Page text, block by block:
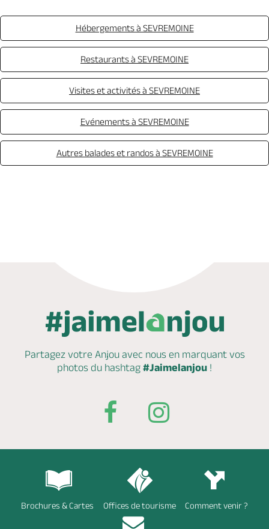
Hébergements à SEVREMOINE
Restaurants à SEVREMOINE
Visites et activités à SEVREMOINE
Evénements à SEVREMOINE
Autres balades et randos à SEVREMOINE
Partagez votre Anjou avec nous en marquantvos
photos du hashtag #Jaimelanjou !
Brochures & Cartes Offices de tourisme Comment venir ?